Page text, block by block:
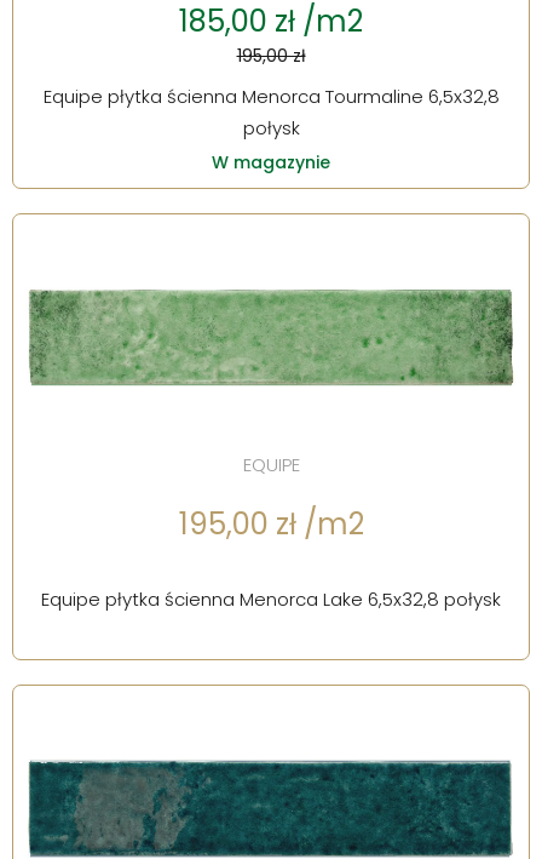
185,00 zł /m2
195,00 zł
Equipe płytka ścienna Menorca Tourmaline 6,5x32,8
połysk
W magazynie
EQUIPE
195,00 zł /m2
Equipe płytka ścienna Menorca Lake 6,5x32,8 połysk